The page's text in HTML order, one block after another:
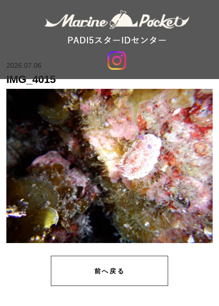
2026.07.06
IMG_4015
前へ戻る